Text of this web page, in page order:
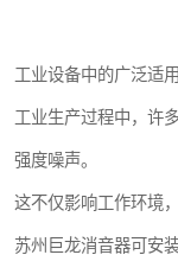
工业设备中的广泛适
工业生产过程中，许
强度噪声。
这不仅影响工作环境
苏州巨龙消音器可安